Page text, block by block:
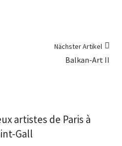
Nächster Artikel
Balkan-Art II
artistes de Paris à
Gall